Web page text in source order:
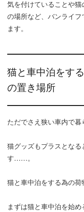
気を付けていることや
の場所など、バンライ
ます。
猫と車中泊をす
の置き場所
ただでさえ狭い車内で暮
猫グッズもプラスとな
す……。
猫と車中泊をする為の
まずは猫と車中泊を始